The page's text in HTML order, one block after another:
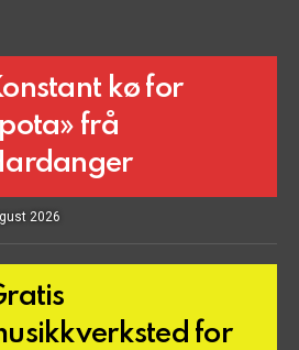
kø for
frå
2026
for